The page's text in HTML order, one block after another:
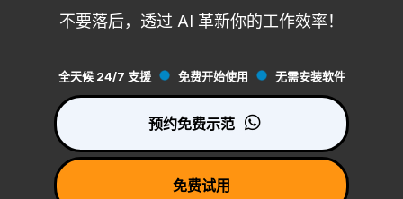
不要落后，透过 AI 革新你的工作效率！
全天候 24/7 支援 免费开始使用 无需安装软件
预约免费示范
免费试用